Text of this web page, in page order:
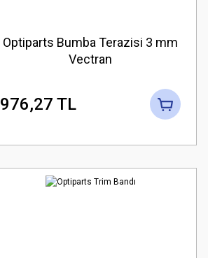
Optiparts Bumba Terazisi 3 mm
Vectran
976,27 TL